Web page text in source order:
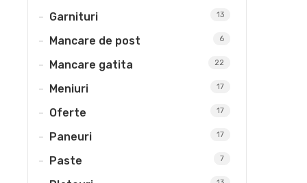
Garnituri 13
Mancare de post 6
Mancare gatita 22
Meniuri 17
Oferte 17
Paneuri 17
Paste 7